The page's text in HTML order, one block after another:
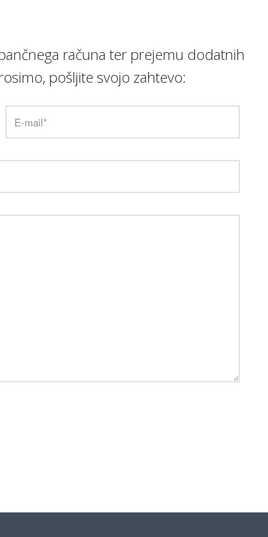
računa ter prejemu dodatnih
pošljite svojo zahtevo: